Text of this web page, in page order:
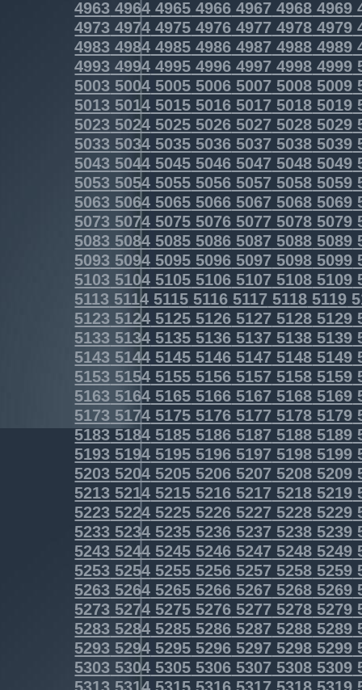
4963 4964 4965 4966 4967 4968 4969
4973 4974 4975 4976 4977 4978 4979
4983 4984 4985 4986 4987 4988 4989
4993 4994 4995 4996 4997 4998 4999
5003 5004 5005 5006 5007 5008 5009
5013 5014 5015 5016 5017 5018 5019
5023 5024 5025 5026 5027 5028 5029
5033 5034 5035 5036 5037 5038 5039
5043 5044 5045 5046 5047 5048 5049
5053 5054 5055 5056 5057 5058 5059
5063 5064 5065 5066 5067 5068 5069
5073 5074 5075 5076 5077 5078 5079
5083 5084 5085 5086 5087 5088 5089
5093 5094 5095 5096 5097 5098 5099
5103 5104 5105 5106 5107 5108 5109
5113 5114 5115 5116 5117 5118 5119
5123 5124 5125 5126 5127 5128 5129
5133 5134 5135 5136 5137 5138 5139
5143 5144 5145 5146 5147 5148 5149
5153 5154 5155 5156 5157 5158 5159
5163 5164 5165 5166 5167 5168 5169
5173 5174 5175 5176 5177 5178 5179
51835184 5185 5186 5187 5188 5189
5193 5194 5195 5196 5197 5198 5199
5203 5204 5205 5206 5207 5208 5209
5213 5214 5215 5216 5217 5218 5219
5223 5224 5225 5226 5227 5228 5229
5233 5234 5235 5236 5237 5238 5239
5243 5244 5245 5246 5247 5248 5249
5253 5254 5255 5256 5257 5258 5259
5263 5264 5265 5266 5267 5268 5269
5273 5274 5275 5276 5277 5278 5279
5283 5284 5285 5286 5287 5288 5289
5293 5294 5295 5296 5297 5298 5299
5303 5304 5305 5306 5307 5308 5309